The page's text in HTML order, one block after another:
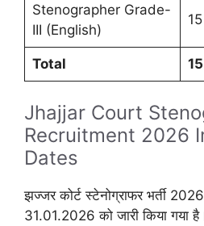
Stenographer Grade-
III (English)
15
Total 15
Jhajjar Court
Recruitment 2026
Dates
झज्जर कोर्ट स्टेनोग्राफर भर्ती
31.01.2026 को जारी किया